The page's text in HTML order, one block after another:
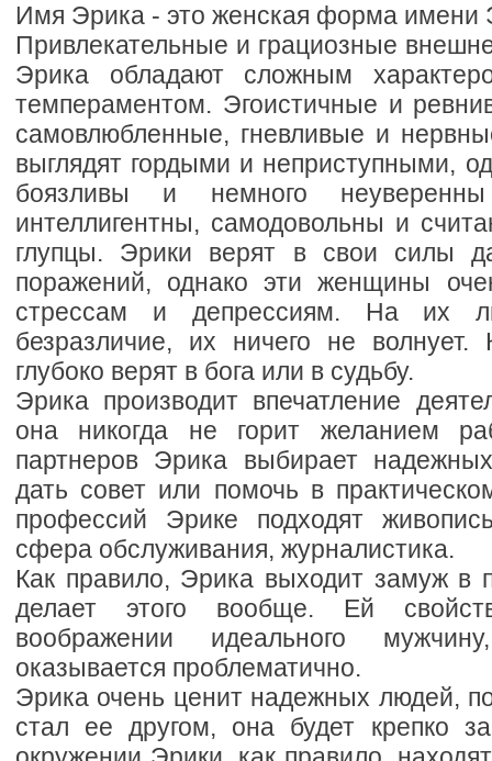
Имя Эрика - это женская форма имени
Привлекательные и грациозные
Эрика обладают сложным
темпераментом. Эгоистичные и
самовлюбленные, гневливые и
выглядят гордыми и неприступными,
боязливы и немного
интеллигентны, самодовольны и
глупцы. Эрики верят в свои силы
поражений, однако эти женщины
стрессам и депрессиям. На их
безразличие, их ничего не волнует.
глубоко верят в бога или в судьбу.
Эрика производит впечатление
она никогда не горит желанием
партнеров Эрика выбирает
дать совет или помочь в
профессий Эрике подходят
сфера обслуживания, журналистика.
Как правило, Эрика выходит замуж в
делает этого вообще. Ей
воображении идеального
оказывается проблематично.
Эрика очень ценит надежных людей,
стал ее другом, она будет крепко